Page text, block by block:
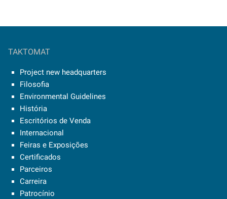
TAKTOMAT
Project new headquarters
Filosofia
Environmental Guidelines
História
Escritórios de Venda
Internacional
Feiras e Exposições
Certificados
Parceiros
Carreira
Patrocínio